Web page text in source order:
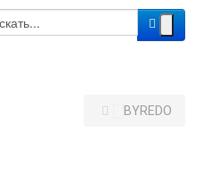
BYREDO